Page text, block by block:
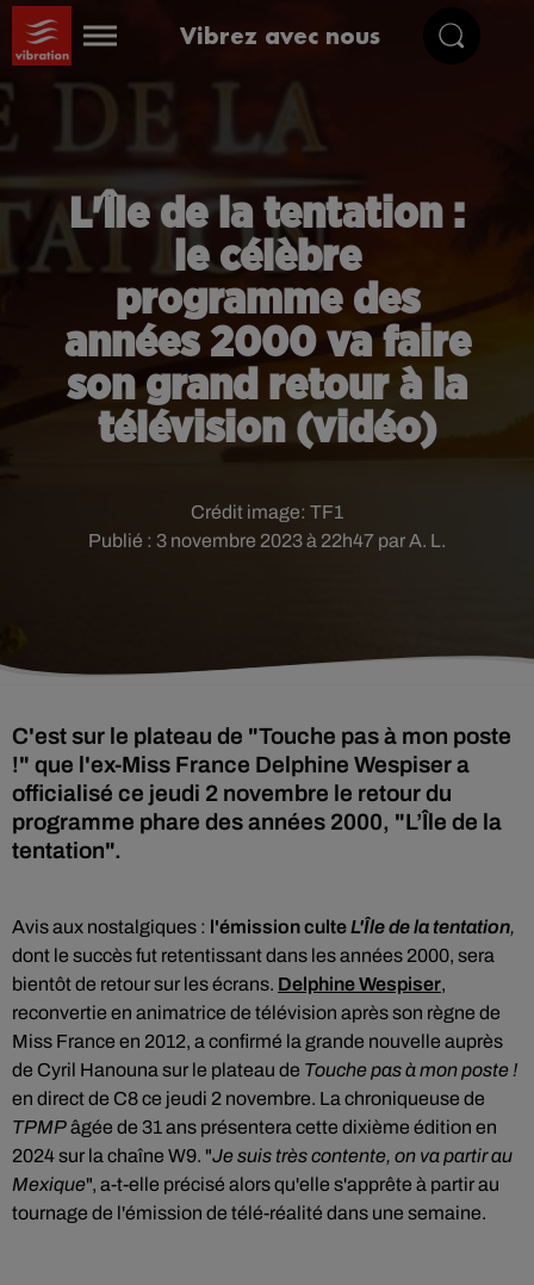
Vibrez avec nous
L'Île de la tentation :
le célèbre
programme des
années 2000 va faire
son grand retour à la
télévision (vidéo)
Publié : 3 novembre 2023 à 22h47 par A. L.
Crédit image: TF1
C'est sur le plateau de "Touche pas à mon poste
!" que l'ex-Miss France Delphine Wespiser a
officialisé ce jeudi 2 novembre le retour du
programme phare des années 2000, "L’Île de la
tentation".
Avis aux nostalgiques : l'émission culteL'Île de la tentation,
dont le succès fut retentissant dans les années 2000, sera
bientôt de retour sur les écrans. Delphine Wespiser,
reconvertie en animatrice de télévision après son règne de
Miss France en 2012, a confirmé la grande nouvelle auprès
de Cyril Hanouna sur le plateau de Touche pas à mon poste !
en direct de C8 ce jeudi 2 novembre. La chroniqueuse de
TPMPâgée de 31 ans présentera cette dixième édition en
2024 sur la chaîne W9. "Je suis très contente, on va partir au
Mexique", a-t-elle précisé alors qu'elle s'apprête à partir au
tournage de l'émission de télé-réalité dans une semaine.